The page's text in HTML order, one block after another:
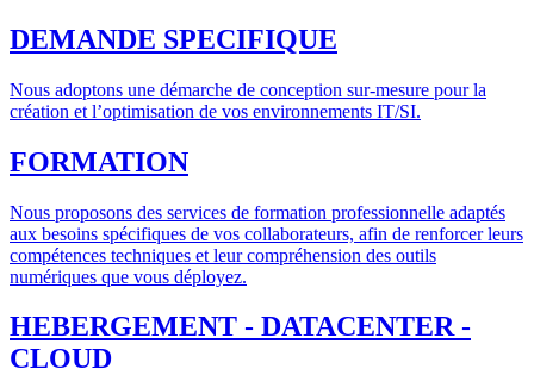
DEMANDE SPECIFIQUE
Nous adoptons une démarche de conception sur-mesure pour la
création et l’optimisation de vos environnements IT/SI.
FORMATION
Nous proposons des services de formation professionnelle adaptés
aux besoins spécifiques de vos collaborateurs, afin de renforcer leurs
compétences techniques et leur compréhension des outils
numériques que vous déployez.
HEBERGEMENT - DATACENTER -
CLOUD